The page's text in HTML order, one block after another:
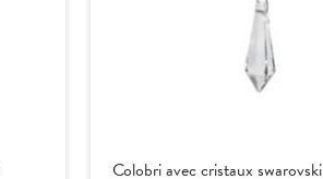
Colobri avec cristaux swarovski